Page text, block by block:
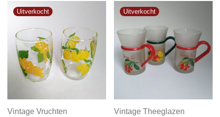
Vintage Vruchten
Vintage Theeglazen